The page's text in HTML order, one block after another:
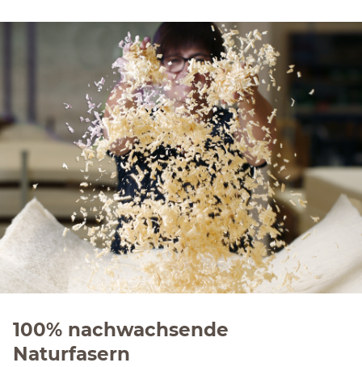
100% nachwachsende
Naturfasern